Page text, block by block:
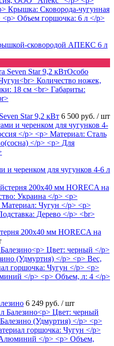
сковородой АПЕКС 6 л
Star 9,2 кВт 6 500 руб. / шт
и черенком для чугунков 4-6 л
200х40 мм HORECA на
6 249 руб. / шт